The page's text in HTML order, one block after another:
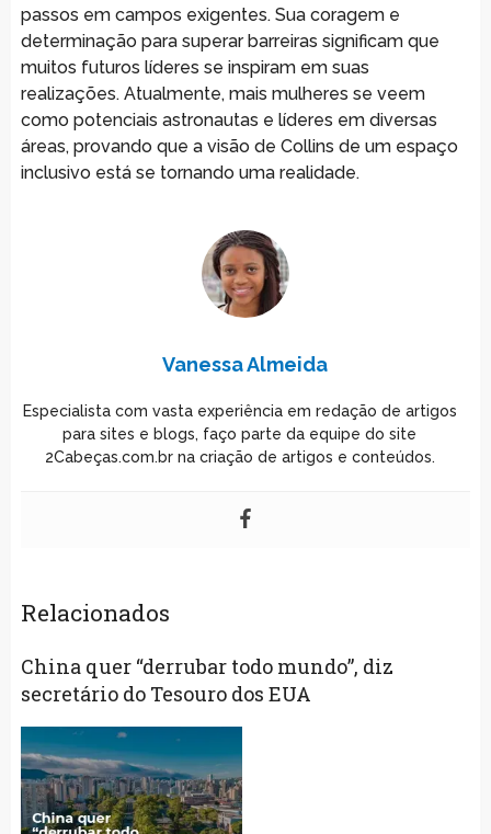
passos em campos exigentes. Sua coragem e
determinação para superar barreiras significam que
muitos futuros líderes se inspiram em suas
realizações. Atualmente, mais mulheres se veem
como potenciais astronautas e líderes em diversas
áreas, provando que a visão de Collins de um espaço
inclusivo está se tornando uma realidade.
Vanessa Almeida
Especialista com vasta experiência em redação de artigos
para sites e blogs, faço parte da equipe do site
2Cabeças.com.br na criação de artigos e conteúdos.
Relacionados
China quer “derrubar todo mundo”, diz
secretário do Tesouro dos EUA